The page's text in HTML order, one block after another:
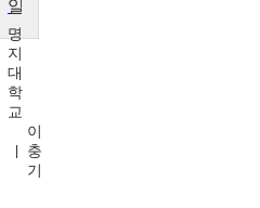
명
지
대
학
교
이
충
기